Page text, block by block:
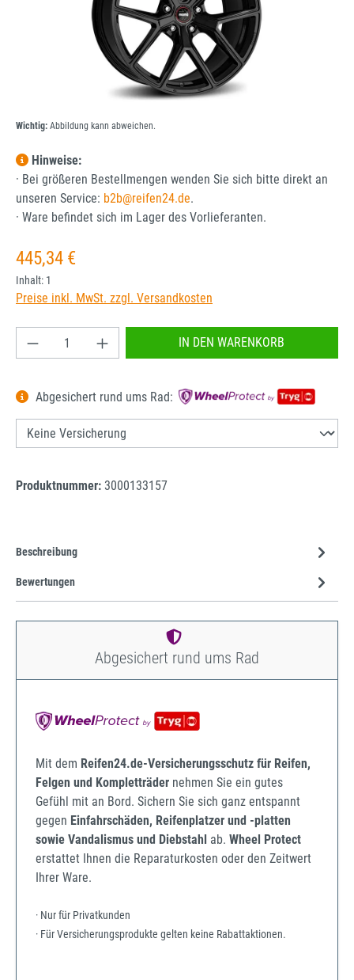
Wichtig: Abbildung kann abweichen.
Hinweise:
· Bei größeren Bestellmengen wenden Sie sich bitte direkt an
unseren Service: b2b@reifen24.de.
· Ware befindet sich im Lager des Vorlieferanten.
Regulärer Preis:
445,34 €
Inhalt: 1
Preise inkl. MwSt. zzgl. Versandkosten
Produkt Anzahl: Gib den gewünschten Wert
IN DEN WARENKORB
Abgesichert rund ums Rad:
Produktnummer: 3000133157
Beschreibung
Bewertungen
Abgesichert rund ums Rad
Mit dem Reifen24.de-Versicherungsschutz für Reifen,
Felgen und Kompletträder nehmen Sie ein gutes
Gefühl mit an Bord. Sichern Sie sich ganz entspannt
gegen Einfahrschäden, Reifenplatzer und -platten
sowie Vandalismus und Diebstahl ab. Wheel Protect
erstattet Ihnen die Reparaturkosten oder den Zeitwert
Ihrer Ware.
· Nur für Privatkunden
· Für Versicherungsprodukte gelten keine Rabattaktionen.